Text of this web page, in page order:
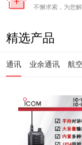
不懈求索，为您
精选产品
通讯 业余通讯 航